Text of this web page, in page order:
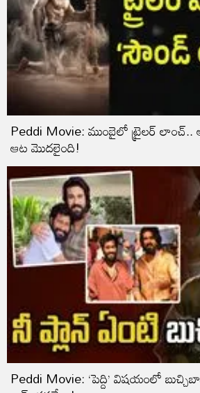
Peddi Movie: ముంబైలో ట్రైలర్
ఆట మొదలైంది!
Peddi Movie: ‘పెద్ది’ విషయంలో